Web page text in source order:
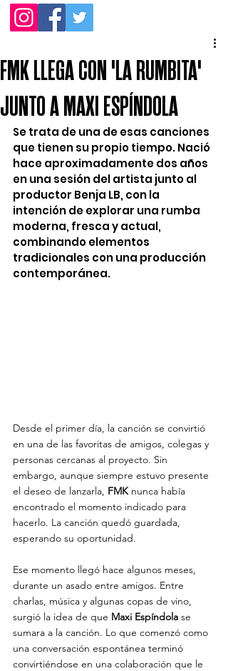
FMK LLEGA CON 'LA RUMBITA'
JUNTO A MAXI ESPÍNDOLA
Se trata de una de esas canciones
que tienen su propio tiempo. Nació
hace aproximadamente dos años
en una sesión del artista junto al
productor Benja LB, con la
intención de explorar una rumba
moderna, fresca y actual,
combinando elementos
tradicionales con una producción
contemporánea.
Desde el primer día, la canción se convirtió
en una de las favoritas de amigos, colegas y
personas cercanas al proyecto. Sin
embargo, aunque siempre estuvo presente
el deseo de lanzarla, FMK nunca había
encontrado el momento indicado para
hacerlo. La canción quedó guardada,
esperando su oportunidad.
Ese momento llegó hace algunos meses,
durante un asado entre amigos. Entre
charlas, música y algunas copas de vino,
surgió la idea de que Maxi Espíndola se
sumara a la canción. Lo que comenzó como
una conversación espontánea terminó
convirtiéndose en una colaboración que le